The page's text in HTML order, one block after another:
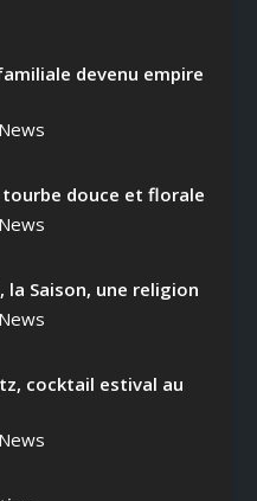
devenu empire
tourbe douce et florale
la Saison, une religion
cocktail estival au